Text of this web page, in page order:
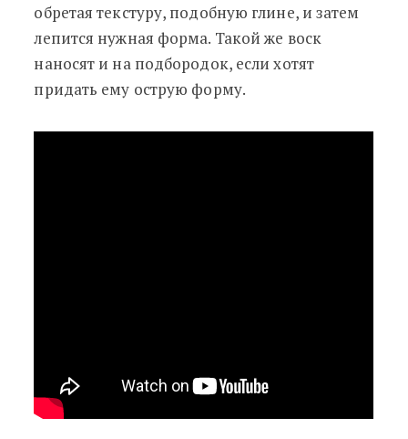
обретая текстуру, подобную глине, и затем
лепится нужная форма. Такой же воск
наносят и на подбородок, если хотят
придать ему острую форму.